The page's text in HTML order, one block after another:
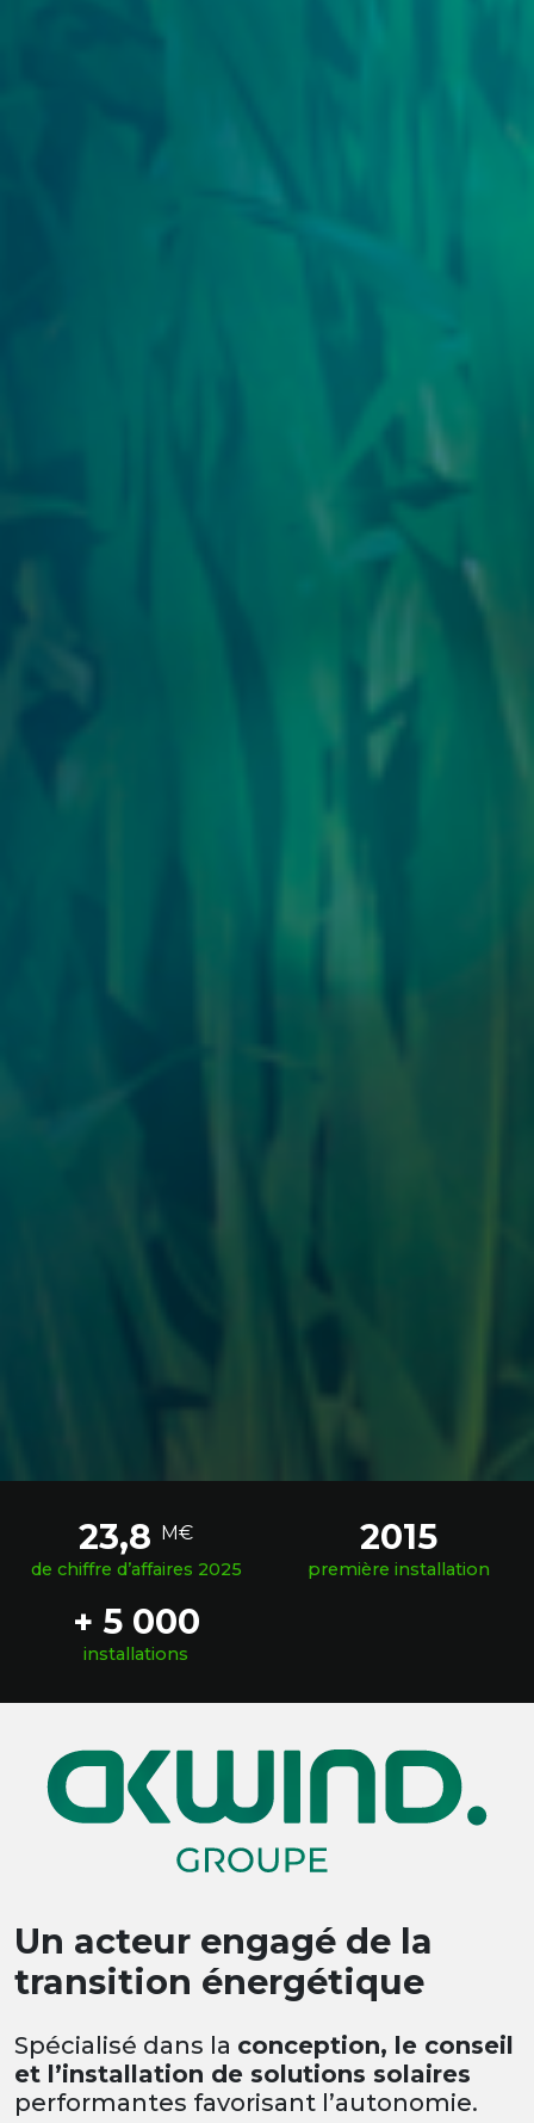
23,8 M€
de chiffre d’affaires 2025
2015
première installation
+ 5 000
installations
Un acteur engagé de la
transition énergétique
Spécialisé dans la conception, le conseil
et l’installation de solutions solaires
performantes favorisant l’autonomie.